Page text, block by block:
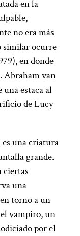
en la
no era más
similar ocurre
en donde
Abraham van
estaca al
de Lucy
una criatura
grande.
ciertas
una
torno a un
vampiro, un
por el